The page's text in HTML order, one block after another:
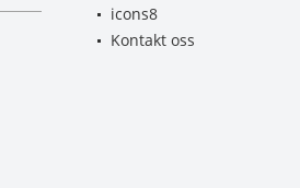
icons8
Kontakt oss